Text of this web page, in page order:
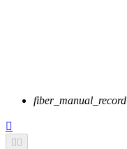
fiber_manual_record

 